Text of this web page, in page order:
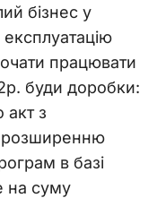
бізнес у
експлуатацію
працювати
буди доробки:
акт з
розширенню
в базі
на суму